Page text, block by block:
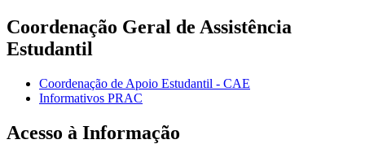
Coordenação Geral de Assistência
Estudantil
Coordenação de Apoio Estudantil - CAE
Informativos PRAC
Acesso à Informação